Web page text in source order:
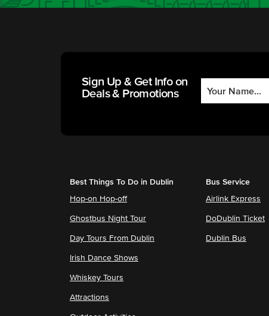
Sign Up & Get Info on
Deals & Promotions
Best Things To Do in Dublin
Hop-on Hop-off
Ghostbus Night Tour
Day Tours From Dublin
Irish Dance Shows
Whiskey Tours
Attractions
Bus Service
Airlink Express
DoDublin Ticket
Dublin Bus